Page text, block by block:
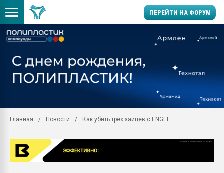
ПЕРЕЙТИ НА ФОРУМ
заводу пластмасс"
Помощь в подборе
Вакуум-формовочные
Главная Новости Как убить трех зайцев с ENGEL